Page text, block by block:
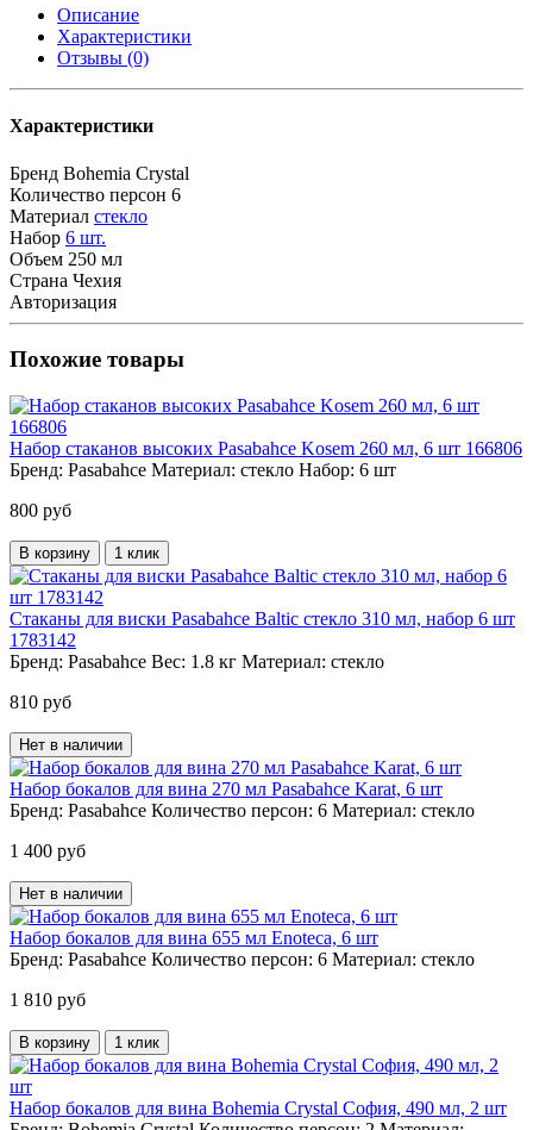
Описание
Характеристики
Отзывы (0)
Характеристики
Бренд Bohemia Crystal
Количество персон 6
Материал стекло
Набор 6 шт.
Объем 250 мл
Страна Чехия
Авторизация
Похожие товары
Набор стаканов высоких Pasabahce Kosem 260 мл, 6 шт 166806
Бренд: Pasabahce Материал: стекло Набор: 6 шт
800 руб
В корзину 1 клик
Стаканы для виски Pasabahce Baltic стекло 310 мл, набор 6 шт
1783142
Бренд: Pasabahce Вес: 1.8 кг Материал: стекло
810 руб
Нет в наличии
Набор бокалов для вина 270 мл Pasabahce Karat, 6 шт
Бренд: Pasabahce Количество персон: 6 Материал: стекло
1 400 руб
Нет в наличии
Набор бокалов для вина 655 мл Enoteca, 6 шт
Бренд: Pasabahce Количество персон: 6 Материал: стекло
1 810 руб
В корзину 1 клик
Набор бокалов для вина Bohemia Crystal София, 490 мл, 2 шт